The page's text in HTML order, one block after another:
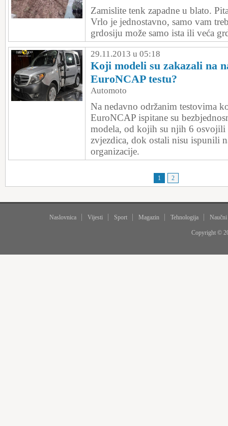
Zamislite tenk zapadne u blato.
Vrlo je jednostavno, samo vam
grdosiju može samo ista ili veća
29.11.2013 u 05:18
Koji modeli su zakazali na
EuroNCAP testu?
Automoto
Na nedavno održanim testovima
EuroNCAP ispitane su
modela, od kojih su njih 6 osvojili
zvjezdica, dok ostali nisu ispunili
organizacije.
1 2
Naslovnica Vijesti Sport Magazin Tehnologija
Copyright ©